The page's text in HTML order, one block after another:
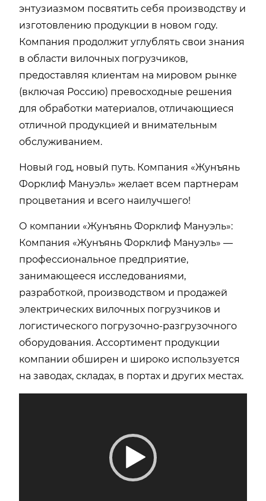
энтузиазмом посвятить себя производству и
изготовлению продукции в новом году.
Компания продолжит углублять свои знания
в области вилочных погрузчиков,
предоставляя клиентам на мировом рынке
(включая Россию) превосходные решения
для обработки материалов, отличающиеся
отличной продукцией и внимательным
обслуживанием.
Новый год, новый путь. Компания «Жунъянь
Форклиф Мануэль» желает всем партнерам
процветания и всего наилучшего!
О компании «Жунъянь Форклиф Мануэль»:
Компания «Жунъянь Форклиф Мануэль» —
профессиональное предприятие,
занимающееся исследованиями,
разработкой, производством и продажей
электрических вилочных погрузчиков и
логистического погрузочно-разгрузочного
оборудования. Ассортимент продукции
компании обширен и широко используется
на заводах, складах, в портах и ​​других местах.